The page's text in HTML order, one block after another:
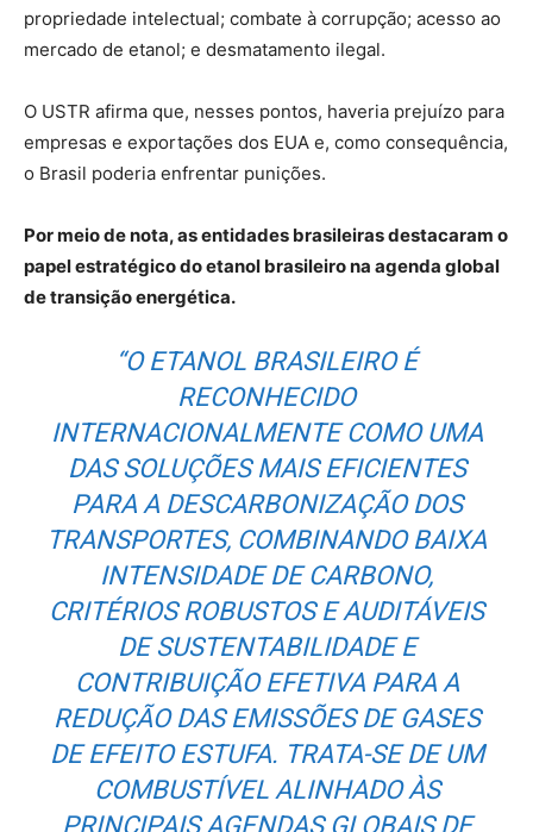
propriedade intelectual; combate à corrupção; acesso ao
mercado de etanol; e desmatamento ilegal.
O USTR afirma que, nesses pontos, haveria prejuízo para
empresas e exportações dos EUA e, como consequência,
o Brasil poderia enfrentar punições.
Por meio de nota, as entidades brasileiras destacaram o
papel estratégico do etanol brasileiro na agenda global
de transição energética.
“O ETANOL BRASILEIRO É
RECONHECIDO
INTERNACIONALMENTE COMO UMA
DAS SOLUÇÕES MAIS EFICIENTES
PARA A DESCARBONIZAÇÃO DOS
TRANSPORTES, COMBINANDO BAIXA
INTENSIDADE DE CARBONO,
CRITÉRIOS ROBUSTOS E AUDITÁVEIS
DE SUSTENTABILIDADE E
CONTRIBUIÇÃO EFETIVA PARA A
REDUÇÃO DAS EMISSÕES DE GASES
DE EFEITO ESTUFA. TRATA-SE DE UM
COMBUSTÍVEL ALINHADO ÀS
PRINCIPAIS AGENDAS GLOBAIS DE